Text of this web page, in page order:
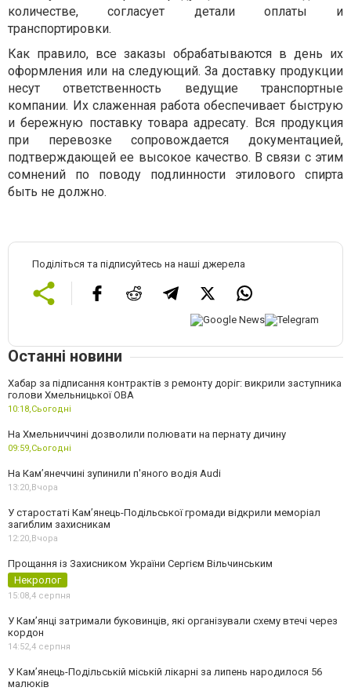
количестве, согласует детали оплаты и
транспортировки.
Как правило, все заказы обрабатываются в день их
оформления или на следующий. За доставку продукции
несут ответственность ведущие транспортные
компании. Их слаженная работа обеспечивает быструю
и бережную поставку товара адресату. Вся продукция
при перевозке сопровождается документацией,
подтверждающей ее высокое качество. В связи с этим
сомнений по поводу подлинности этилового спирта
быть не должно.
Поділіться та підписуйтесь на наші джерела
Останні новини
Хабар за підписання контрактів з ремонту доріг: викрили заступника
голови Хмельницької ОВА
10:18,Сьогодні
На Хмельниччині дозволили полювати на пернату дичину
09:59,Сьогодні
На Камʼянеччині зупинили п'яного водія Audi
13:20,Вчора
У старостаті Кам’янець-Подільської громади відкрили меморіал
загиблим захисникам
12:20,Вчора
Прощання із Захисником України Сергієм Вільчинським
Некролог
15:08,4 серпня
У Кам’янці затримали буковинців, які організували схему втечі через
кордон
14:52,4 серпня
У Кам’янець-Подільській міській лікарні за липень народилося 56
малюків